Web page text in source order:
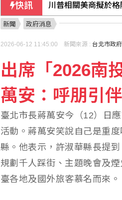
快訊 川普相關美商擬於
新聞 政府消息
2026-06-12 11:45:00 新聞來源 : 台北市政府
出席「2026南
萬安：呼朋引
臺北市長蔣萬安今（12）日
活動。蔣萬安笑說自己是重
縣。他表示，許淑華縣長提
規劃千人踩街、主題晚會及
臺各地及國外旅客慕名而來。